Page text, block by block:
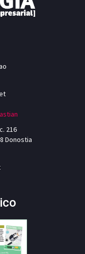
216
Donostia